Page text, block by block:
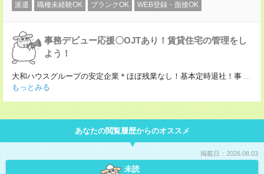
派遣 職種未経験OK ブランクOK WEB登録・面接OK
事務デビュー応援〇OJTあり！賃貸住宅の管理をし
よう！
大和ハウスグループの安定企業＊ほぼ残業なし！基本定時退社！事 ...
もっとみる
あなたの閲覧履歴からのオススメ
掲載日：2026.08.03
未読